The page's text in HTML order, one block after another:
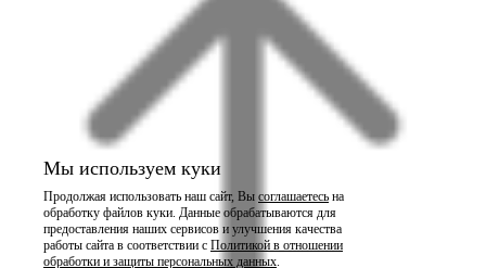
Мы используем куки
Продолжая использовать наш сайт, Вы соглашаетесь на
обработку файлов куки. Данные обрабатываются для
предоставления наших сервисов и улучшения качества
работы сайта в соответствии с Политикой в отношении
обработки и защиты персональных данных.